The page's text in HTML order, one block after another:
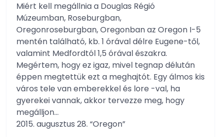
Miért kell megállnia a Douglas Régió
Múzeumban, Roseburgban,
Oregonroseburgban, Oregonban az Oregon I-5
mentén található, kb. 1 órával délre Eugene-től,
valamint Medfordtól 1,5 órával északra.
Megértem, hogy ez igaz, mivel tegnap délután
éppen megtettük ezt a meghajtót. Egy álmos kis
város tele van emberekkel és lore -val, ha
gyerekei vannak, akkor tervezze meg, hogy
megálljon…
2015. augusztus 28. “Oregon”